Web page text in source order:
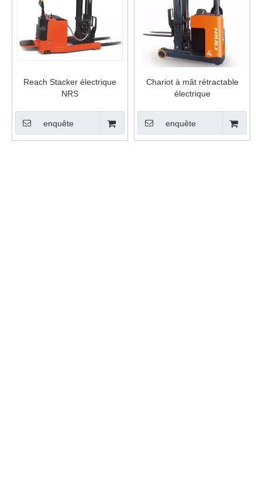
Reach Stacker électrique
NRS
enquête
Chariot à mât rétractable
électrique
enquête